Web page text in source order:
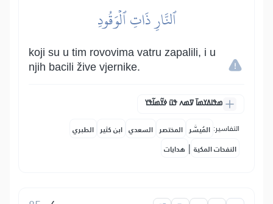
ٱلنَّارِ ذَاتِ ٱلۡوَقُودِ
koji su u tim rovovima vatru zapalili, i u
njih bacili žive vjernike.
ߘߟߊߡߌߘߊ߫ ߜߘߍ ߟߎ߫ ߦߌ߬ߘߊ߬ߟߌ
التفاسير: المُيسَّر المختصر السعدي ابن كثير الطبري
النفحات المكية | هدايات